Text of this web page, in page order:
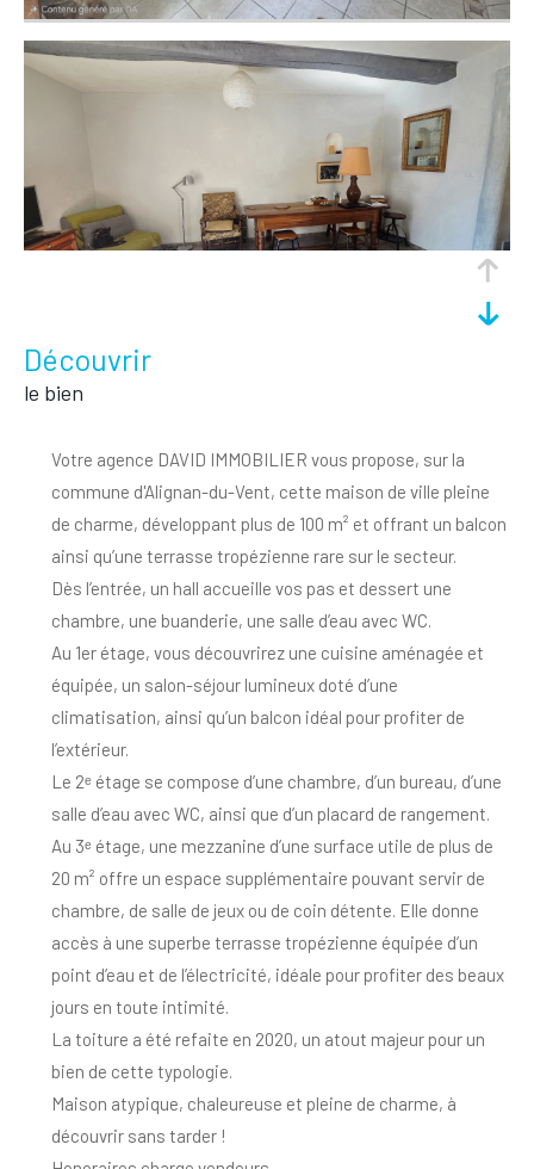
découvrir
le bien
Votre agence DAVID IMMOBILIER vous propose, sur la
commune d'Alignan-du-Vent, cette maison de ville pleine
de charme, développant plus de 100 m² et offrant un balcon
ainsi qu’une terrasse tropézienne rare sur le secteur.
Dès l’entrée, un hall accueille vos pas et dessert une
chambre, une buanderie, une salle d’eau avec WC.
Au 1er étage, vous découvrirez une cuisine aménagée et
équipée, un salon-séjour lumineux doté d’une
climatisation, ainsi qu’un balcon idéal pour profiter de
l’extérieur.
Le 2ᵉ étage se compose d’une chambre, d’un bureau, d’une
salle d’eau avec WC, ainsi que d’un placard de rangement.
Au 3ᵉ étage, une mezzanine d’une surface utile de plus de
20 m² offre un espace supplémentaire pouvant servir de
chambre, de salle de jeux ou de coin détente. Elle donne
accès à une superbe terrasse tropézienne équipée d’un
point d’eau et de l’électricité, idéale pour profiter des beaux
jours en toute intimité.
La toiture a été refaite en 2020, un atout majeur pour un
bien de cette typologie.
Maison atypique, chaleureuse et pleine de charme, à
découvrir sans tarder !